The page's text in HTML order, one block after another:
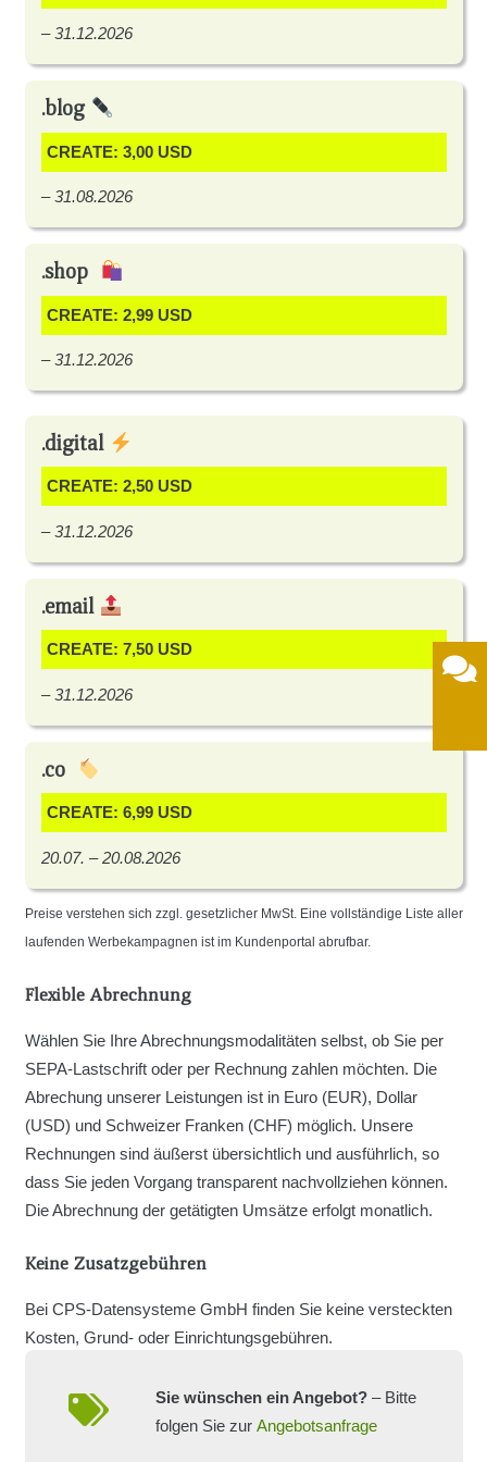
– 31.12.2026
.blog
CREATE: 3,00 USD
– 31.08.2026
.shop
CREATE: 2,99 USD
– 31.12.2026
.digital
CREATE: 2,50 USD
– 31.12.2026
.email
CREATE: 7,50 USD
– 31.12.2026
.co
CREATE: 6,99 USD
20.07. – 20.08.2026
Preise verstehen sich zzgl. gesetzlicher MwSt. Eine vollständige Liste aller
laufenden Werbekampagnen ist im Kundenportal abrufbar.
Flexible Abrechnung
Wählen Sie Ihre Abrechnungsmodalitäten selbst, ob Sie per
SEPA-Lastschrift oder per Rechnung zahlen möchten. Die
Abrechung unserer Leistungen ist in Euro (EUR), Dollar
(USD) und Schweizer Franken (CHF) möglich. Unsere
Rechnungen sind äußerst übersichtlich und ausführlich, so
dass Sie jeden Vorgang transparent nachvollziehen können.
Die Abrechnung der getätigten Umsätze erfolgt monatlich.
Keine Zusatzgebühren
Bei CPS-Datensysteme GmbH finden Sie keine versteckten
Kosten, Grund- oder Einrichtungsgebühren.
Sie wünschen ein Angebot? – Bitte
folgen Sie zur Angebotsanfrage